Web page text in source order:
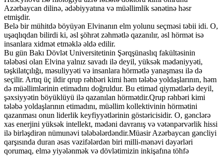
Azərbaycan dilinə, ədəbiyyatına və müəllimlik sənətinə həsr
etmişdir.
Belə bir mühitdə böyüyən Elvinanın elm yolunu seçməsi təbii idi. O,
uşaqlıqdan bilirdi ki, əsl şöhrət zəhmətlə qazanılır, əsl hörmət isə
insanlara xidmət etməklə əldə edilir.
Bu gün Bakı Dövlət Universitetinin Şərqşünaslıq fakültəsinin
tələbəsi olan Elvina yalnız savadı ilə deyil, yüksək mədəniyyəti,
təşkilatçılığı, məsuliyyəti və insanlara hörmətlə yanaşması ilə də
seçilir. Artıq üç ildir qrup rəhbəri kimi həm tələbə yoldaşlarının, həm
də müəllimlərinin etimadını doğruldur. Bu etimad qiymətlərlə deyil,
şəxsiyyətin böyüklüyü ilə qazanılan hörmətdir.Qrup rəhbəri kimi
tələbə yoldaşlarının etimadını, müəllim kollektivinin hörmətini
qazanması onun liderlik keyfiyyətlərinin göstəricisidir. O, gənclərə
xas enerjini yüksək intellekt, mədəni davranış və vətənpərvərlik hissi
ilə birləşdirən nümunəvi tələbələrdəndir.Müasir Azərbaycan gəncliyi
qarşısında duran əsas vəzifələrdən biri milli-mənəvi dəyərləri
qorumaq, elmə yiyələnmək və dövlətimizin inkişafına töhfə